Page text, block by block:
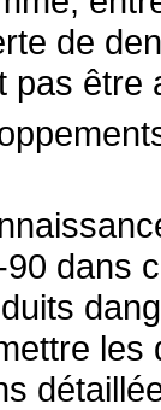
de
pas être
dans